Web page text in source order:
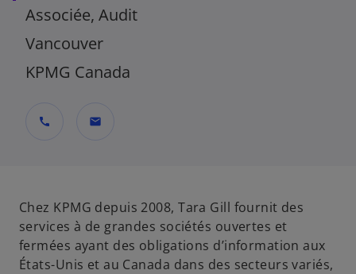
Associée, Audit
Vancouver
KPMG Canada
call mail
Chez KPMG depuis 2008, Tara Gill fournit des
services à de grandes sociétés ouvertes et
fermées ayant des obligations d’information aux
États-Unis et au Canada dans des secteurs variés,